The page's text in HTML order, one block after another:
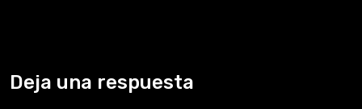
Deja una respuesta